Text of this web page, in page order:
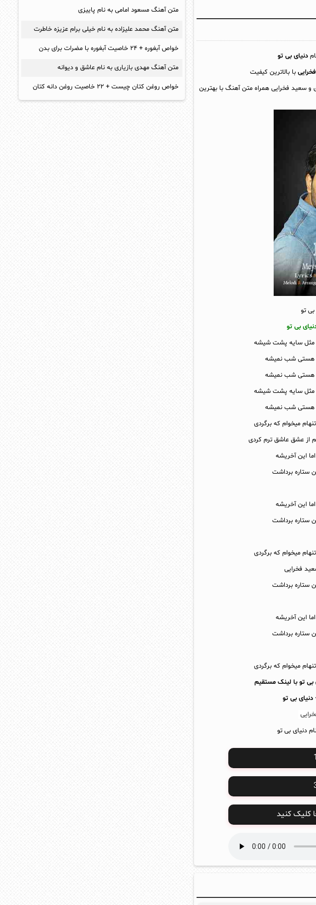
دنیای بی تو
با بالاترین کیفیت
و سعید فخرایی همراه متن آهنگ با بهترین
تو
بی تو
مثل سایه پشت شیشه
هستی شب نمیشه
هستی شب نمیشه
مثل سایه پشت شیشه
هستی شب نمیشه
میخوام که برگردی
از عشق عاشق ترم کردی
این آخریشه
برداشت
این آخریشه
برداشت
میخوام که برگردی
فخرایی
برداشت
این آخریشه
برداشت
میخوام که برگردی
بی تو با لینک مستقیم
بی تو
دنیای بی تو
کلیک کنید
متن آهنگ مسعود امامی به نام پاییزی
متن آهنگ محمد علیزاده به نام خیلی برام عزیزه خاطرت
خواص آبغوره + ۲۴ خاصیت آبغوره با مضرات برای بدن
متن آهنگ مهدی بازیاری به نام عاشق و دیوانه
خواص روغن کتان چیست + ۲۲ خاصیت روغن دانه کتان